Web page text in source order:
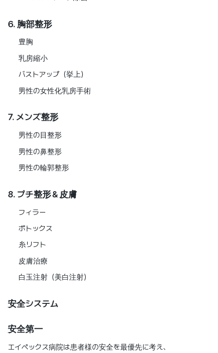
6. 胸部整形
豊胸
乳房縮小
バストアップ（挙上）
男性の女性化乳房手術
7. メンズ整形
男性の目整形
男性の鼻整形
男性の輪郭整形
8. プチ整形＆皮膚
フィラー
ボトックス
糸リフト
皮膚治療
白玉注射（美白注射）
安全システム
安全第一
エイペックス病院は患者様の安全を最優先に考え、